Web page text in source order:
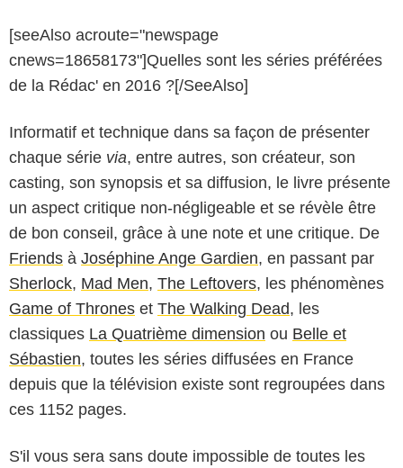
[seeAlso acroute="newspage
cnews=18658173"]Quelles sont les séries préférées
de la Rédac' en 2016 ?[/SeeAlso]
Informatif et technique dans sa façon de présenter
chaque série via, entre autres, son créateur, son
casting, son synopsis et sa diffusion, le livre présente
un aspect critique non-négligeable et se révèle être
de bon conseil, grâce à une note et une critique. De
Friends à Joséphine Ange Gardien, en passant par
Sherlock, Mad Men, The Leftovers, les phénomènes
Game of Thrones et The Walking Dead, les
classiques La Quatrième dimension ou Belle et
Sébastien, toutes les séries diffusées en France
depuis que la télévision existe sont regroupées dans
ces 1152 pages.
S'il vous sera sans doute impossible de toutes les